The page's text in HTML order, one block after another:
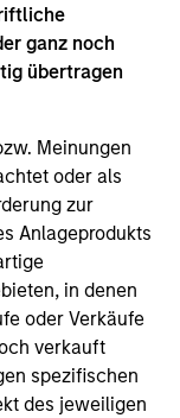
ganz noch
übertragen
Meinungen
oder als
zur
Anlageprodukts
in denen
oder Verkäufe
verkauft
spezifischen
des jeweiligen